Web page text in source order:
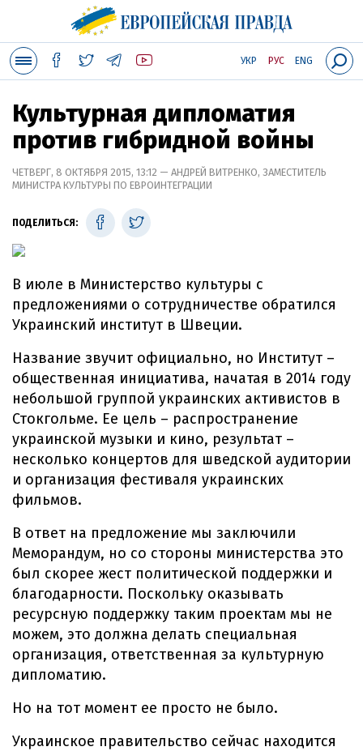
УКР РУС ENG
Культурная дипломатия
против гибридной войны
ЧЕТВЕРГ, 8 ОКТЯБРЯ 2015, 13:12 — АНДРЕЙ ВИТРЕНКО, ЗАМЕСТИТЕЛЬ
МИНИСТРА КУЛЬТУРЫ ПО ЕВРОИНТЕГРАЦИИ
ПОДЕЛИТЬСЯ:
В июле в Министерство культуры с
предложениями о сотрудничестве обратился
Украинский институт в Швеции.
Название звучит официально, но Институт –
общественная инициатива, начатая в 2014 году
небольшой группой украинских активистов в
Стокгольме. Ее цель – распространение
украинской музыки и кино, результат –
несколько концертов для шведской аудитории
и организация фестиваля украинских
фильмов.
В ответ на предложение мы заключили
Меморандум, но со стороны министерства это
был скорее жест политической поддержки и
благодарности. Поскольку оказывать
ресурсную поддержку таким проектам мы не
можем, это должна делать специальная
организация, ответственная за культурную
дипломатию.
Но на тот момент ее просто не было.
Украинское правительство сейчас находится